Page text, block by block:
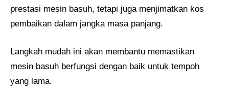
prestasi mesin basuh, tetapi juga menjimatkan kos
pembaikan dalam jangka masa panjang.
Langkah mudah ini akan membantu memastikan
mesin basuh berfungsi dengan baik untuk tempoh
yang lama.